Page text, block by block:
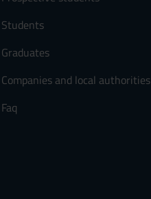
Students
Graduates
Companies and local authorities
Faq